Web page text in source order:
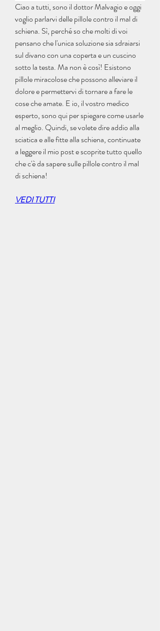
Ciao a tutti, sono il dottor Malvagio e oggi
voglio parlarvi delle pillole contro il mal di
schiena. Sì, perché so che molti di voi
pensano che l'unica soluzione sia sdraiarsi
sul divano con una coperta e un cuscino
sotto la testa. Ma non è così! Esistono
pillole miracolose che possono alleviare il
dolore e permettervi di tornare a fare le
cose che amate. E io, il vostro medico
esperto, sono qui per spiegare come usarle
al meglio. Quindi, se volete dire addio alla
sciatica e alle fitte alla schiena, continuate
a leggere il mio post e scoprite tutto quello
che c'è da sapere sulle pillole contro il mal
di schiena!
VEDI TUTTI